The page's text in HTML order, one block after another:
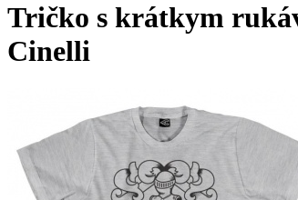
Tričko s krátkym
Cinelli